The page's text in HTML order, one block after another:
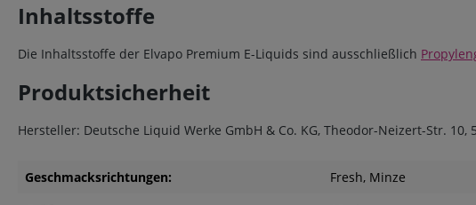
Inhaltsstoffe
Die Inhaltsstoffe der Elvapo Premium E-Liquids sind ausschließlich
Produktsicherheit
Hersteller: Deutsche Liquid Werke GmbH & Co. KG, Theodor-Neizert-Str. 10,
Geschmacksrichtungen: Fresh, Minze